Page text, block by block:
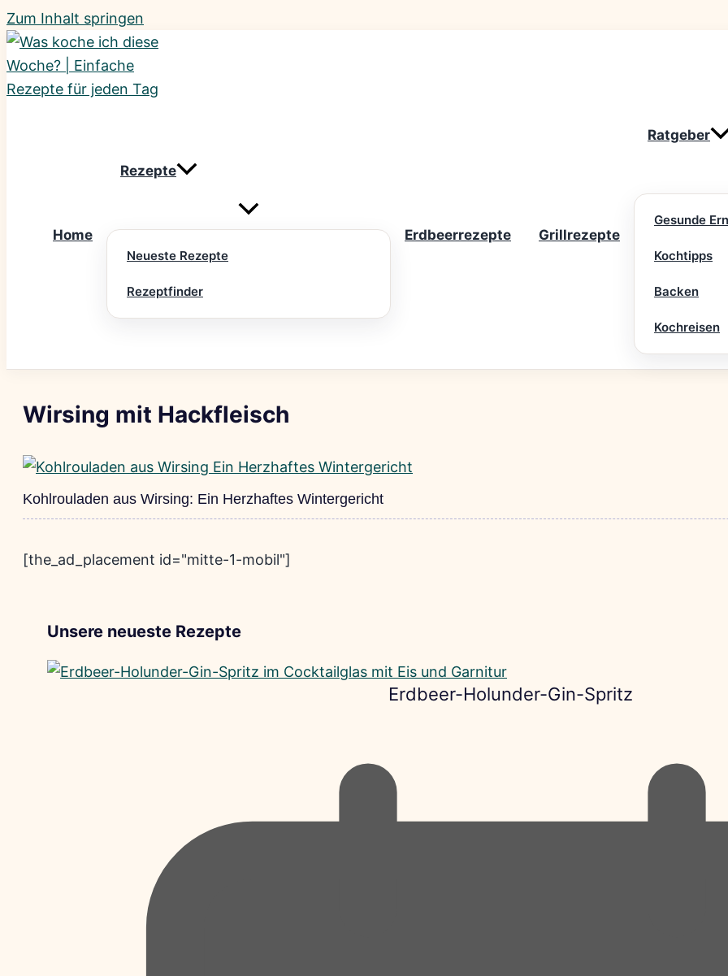
Zum Inhalt springen
Home
Rezepte
Neueste Rezepte
Rezeptfinder
Erdbeerrezepte Grillrezepte
Ratgeber
Gesunde
Kochtipps
Backen
Kochreisen
Wirsing mit Hackfleisch
Kohlrouladen aus Wirsing: Ein Herzhaftes Wintergericht
[the_ad_placement id="mitte-1-mobil"]
Unsere neueste Rezepte
Erdbeer-Holunder-Gin-Spritz